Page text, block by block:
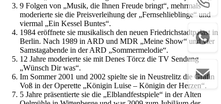
9 Folgen von „Musik, die Ihnen Freude bringt“, mehrmals
moderierte sie die Preisverleihung der „Fernsehlieblinge“ und
viermal „Ein Kessel Buntes“.
1984 eröffnete sie musikalisch den neuen Friedrichstadtpalast in
Berlin. Nach 1989 in ARD und MDR „Meine Show“ und vier
Samstagabende in der ARD „Sommermelodie“.
12 Jahre moderierte sie mit Denes Törcz die TV Sendung
„Wünsch Dir was“.
Im Sommer 2001 und 2002 spielte sie in Neustrelitz die Gräfin
Voß in der Operette „Königin Luise – Königin der Herzen“.
5 Jahre präsentierte sie die „Elblandfestspiele“ in der Alten